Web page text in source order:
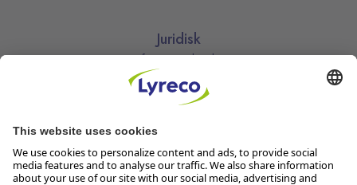
Juridisk
Informasjonskapsler
Kjøpsbetingelser
Personvernerklæring
Vilkår
Vilkår for kundeklubben
Åpenhetsloven
Endre dine personvernsinnstillinger